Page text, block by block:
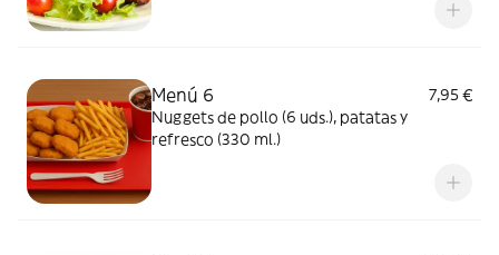
Menú 6
7,95 €
Nuggets de pollo (6 uds.), patatas y
refresco (330 ml.)